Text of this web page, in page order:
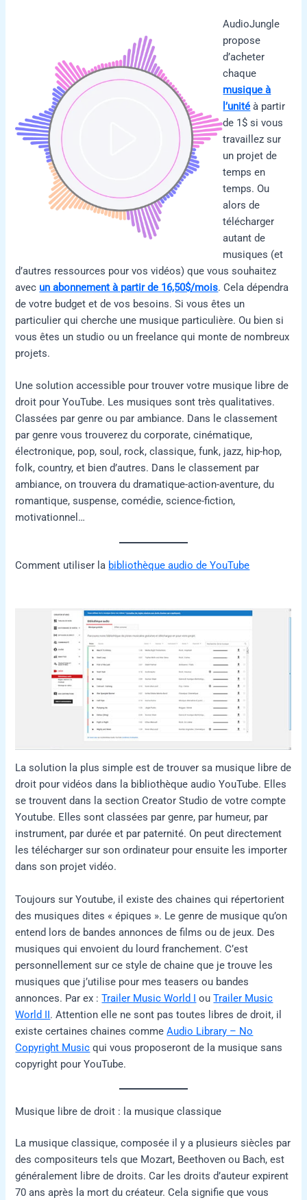
AudioJungle
propose
d’acheter
chaque
musique à
l’unité à partir
de 1$ si vous
travaillez sur
un projet de
temps en
temps. Ou
alors de
télécharger
autant de
musiques (et
d’autres ressources pour vos vidéos) que vous souhaitez
avec un abonnement à partir de 16,50$/mois. Cela dépendra
de votre budget et de vos besoins. Si vous êtes un
particulier qui cherche une musique particulière. Ou bien si
vous êtes un studio ou un freelance qui monte de nombreux
projets.
Une solution accessible pour trouver votre musique libre de
droit pour YouTube. Les musiques sont très qualitatives.
Classées par genre ou par ambiance. Dans le classement
par genre vous trouverez du corporate, cinématique,
électronique, pop, soul, rock, classique, funk, jazz, hip-hop,
folk, country, et bien d’autres. Dans le classement par
ambiance, on trouvera du dramatique-action-aventure, du
romantique, suspense, comédie, science-fiction,
motivationnel…
Comment utiliser la bibliothèque audio de YouTube
La solution la plus simple est de trouver sa musique libre de
droit pour vidéos dans la bibliothèque audio YouTube. Elles
se trouvent dans la section Creator Studio de votre compte
Youtube. Elles sont classées par genre, par humeur, par
instrument, par durée et par paternité. On peut directement
les télécharger sur son ordinateur pour ensuite les importer
dans son projet vidéo.
Toujours sur Youtube, il existe des chaines qui répertorient
des musiques dites « épiques ». Le genre de musique qu’on
entend lors de bandes annonces de films ou de jeux. Des
musiques qui envoient du lourd franchement. C’est
personnellement sur ce style de chaine que je trouve les
musiques que j’utilise pour mes teasers ou bandes
annonces. Par ex :Trailer Music World I ouTrailer Music
World II. Attention elle ne sont pas toutes libres de droit, il
existe certaines chaines commeAudio Library – No
Copyright Music qui vous proposeront de la musique sans
copyright pour YouTube.
Musique libre de droit : la musique classique
La musique classique, composée il y a plusieurs siècles par
des compositeurs tels que Mozart, Beethoven ou Bach, est
généralement libre de droits. Car les droits d’auteur expirent
70 ans après la mort du créateur. Cela signifie que vous